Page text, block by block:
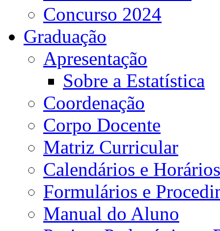
Concurso 2024
Graduação
Apresentação
Sobre a Estatística
Coordenação
Corpo Docente
Matriz Curricular
Calendários e Horários
Formulários e
Manual do Aluno